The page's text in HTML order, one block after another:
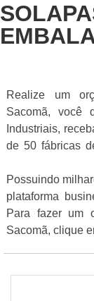
Realize um
Sacomã, você
Industriais,
de 50 fábricas
Possuindo
plataforma
Para fazer um
Sacomã, clique